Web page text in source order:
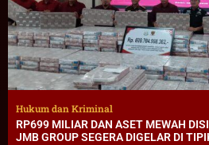
Hukum dan Kriminal
RP699 MILIAR DAN ASET MEWAH
JMB GROUP SEGERA DIGELAR DI